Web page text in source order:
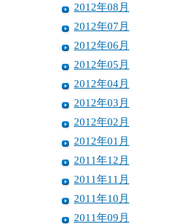
2012年08月
2012年07月
2012年06月
2012年05月
2012年04月
2012年03月
2012年02月
2012年01月
2011年12月
2011年11月
2011年10月
2011年09月